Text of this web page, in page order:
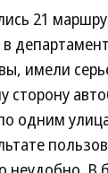
21
имели
сторону
одним